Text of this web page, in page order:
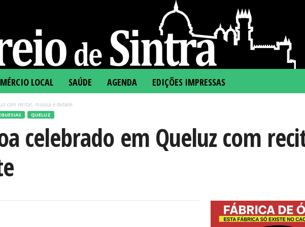
LOCAL SAÚDE AGENDA EDIÇÕES IMPRESSAS
com recital, música e debate
QUELUZ
celebrado em Queluz com